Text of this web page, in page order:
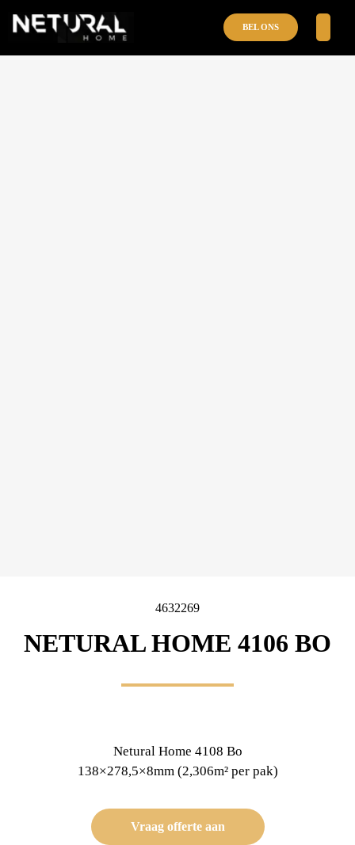
BEL ONS
4632269
NETURAL HOME 4106 BO
Netural Home 4108 Bo
138×278,5×8mm (2,306m² per pak)
Vraag offerte aan